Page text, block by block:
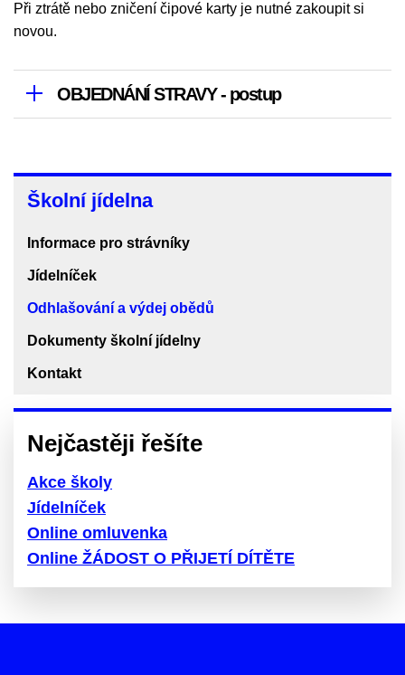
Školní
jídelna
Školní jídelna
Informace pro strávníky
Jídelníček
Odhlašování a výdej obědů
Dokumenty školní jídelny
Kontakt
Nejčastěji řešíte
Akce školy
Jídelníček
Online omluvenka
Online ŽÁDOST O PŘIJETÍ DÍTĚTE
Při ztrátě nebo zničení čipové karty je nutné zakoupit si
novou.
OBJEDNÁNÍ STRAVY - postup